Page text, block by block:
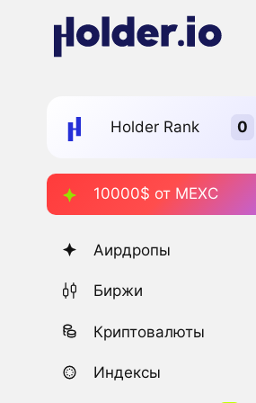
Holder Rank
10000$ от MEXC
Аирдропы
Биржи
Криптовалюты
Индексы
FLR 95